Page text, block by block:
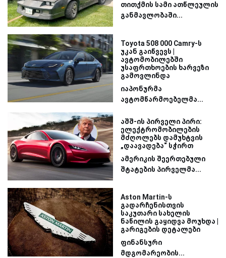
თითქმის სამი ათწლეულის
განმავლობაში...
Toyota 508 000 Camry-ს
უკან გაიწვევს |
ავტომობილებში
უსაფრთხოების ხარვეზი
გამოვლინდა
იაპონურმა
ავტომწარმოებელმა...
აშშ-ის პირველი პირი:
ელექტრომობილების
მძღოლებს დამუხტვის
„დაავადება“ სჭირთ
ამერიკის შეერთებული
შტატების პირველმა...
Aston Martin-ს
გადარჩენისთვის
საკუთარი სახელის
ნაწილის გაყიდვა მოუხდა |
გარიგების დეტალები
ფინანსური
მდგომარეობის...